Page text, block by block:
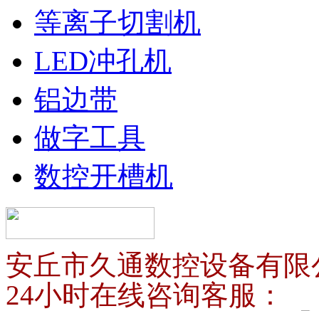
等离子切割机
LED冲孔机
铝边带
做字工具
数控开槽机
安丘市久通数控设备有限
24小时在线咨询客服：